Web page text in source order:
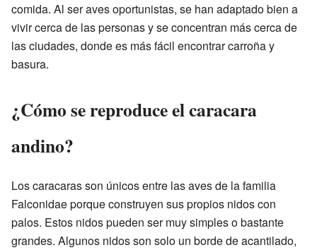
comida. Al ser aves oportunistas, se han adaptado bien a
vivir cerca de las personas y se concentran más cerca de
las ciudades, donde es más fácil encontrar carroña y
basura.
¿Cómo se reproduce el caracara
andino?
Los caracaras son únicos entre las aves de la familia
Falconidae porque construyen sus propios nidos con
palos. Estos nidos pueden ser muy simples o bastante
grandes. Algunos nidos son solo un borde de acantilado,